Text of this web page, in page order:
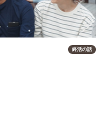
終活の話